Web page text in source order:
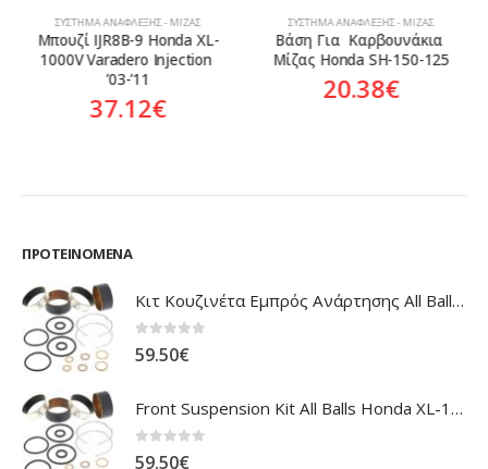
ΣΎΣΤΗΜΑ ΑΝΆΦΛΕΞΗΣ - ΜΊΖΑΣ
Μπουζί IJR8B-9 Honda XL-
1000V Varadero Injection
’03-’11
37.12€
ΣΎΣΤΗΜΑ ΑΝΆΦΛΕΞΗΣ - ΜΊΖΑΣ
Βάση Για  Καρβουνάκια
Μίζας Honda SH-150-125
20.38€
ΠΡΟΤΕΙΝΌΜΕΝΑ
Κιτ Κουζινέτα Εμπρός Ανάρτησης All Balls Honda CBR-1100XX Blackbird
59.50€
Front Suspension Kit All Balls Honda XL-1000V Varadero
59.50€